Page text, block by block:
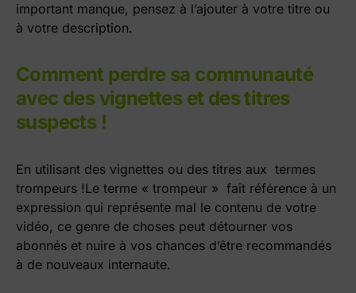
important manque, pensez à l’ajouter à votre titre ou
à votre description.
Comment perdre sa communauté
avec des vignettes et des titres
suspects !
En utilisant des vignettes ou des titres aux termes
trompeurs !Le terme « trompeur » fait référence à un
expression qui représente mal le contenu de votre
vidéo, ce genre de choses peut détourner vos
abonnés et nuire à vos chances d’être recommandés
à de nouveaux internaute.